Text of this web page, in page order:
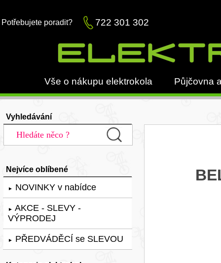
Potřebujete poradit? 722 301 302
Vše o nákupu elektrokola Půjčovna
Vyhledávání
Nejvíce oblíbené
► NOVINKY v nabídce
► AKCE - SLEVY -
VÝPRODEJ
► PŘEDVÁDĚCÍ se SLEVOU